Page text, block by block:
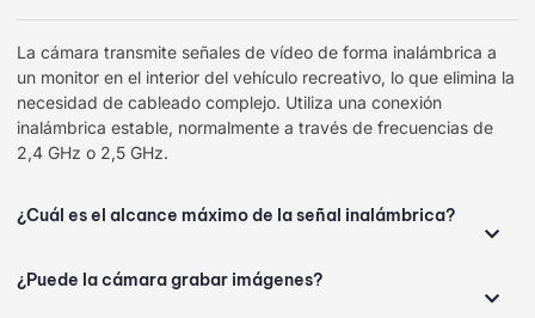
La cámara transmite señales de vídeo de forma inalámbrica a
un monitor en el interior del vehículo recreativo, lo que elimina la
necesidad de cableado complejo. Utiliza una conexión
inalámbrica estable, normalmente a través de frecuencias de
2,4 GHz o 2,5 GHz.
¿Cuál es el alcance máximo de la señal inalámbrica?
¿Puede la cámara grabar imágenes?